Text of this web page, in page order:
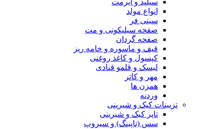
انواع مولد
سینی فر
صفحه سیلیکونی و مت
صفحه گردان
قیف و ماسوره و خامه ریز
کپسول و کاغذ روغنی
لیسک و قلمو قنادی
مهر و کاتر
همزن ها
وردنه
تزیینات کیک و شیرینی
تاپر کیک و شیرینی
سس (تاپینگ) و سیروپ